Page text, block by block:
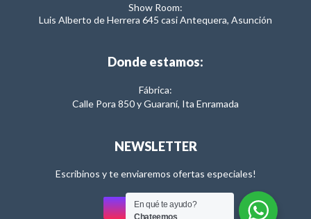
Show Room:
Luis Alberto de Herrera 645 casi Antequera, Asunción
Donde estamos:
Fábrica:
Calle Pora 850 y Guaraní, Ita Enramada
NEWSLETTER
Escribinos y te enviaremos ofertas especiales!
Enviar
En qué te ayudo?
Chateemos